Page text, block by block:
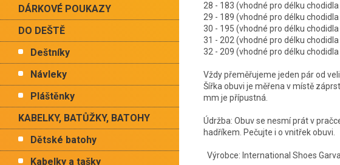
DÁRKOVÉ POUKAZY
DO DEŠTĚ
Deštníky
Návleky
Pláštěnky
KABELKY, BATŮŽKY, BATOHY
Dětské batohy
Kabelky a tašky
28 - 183 (vhodné pro délku
29 - 189 (vhodné pro délku
30 - 195 (vhodné pro délku
31 - 202 (vhodné pro délku
32 - 209 (vhodné pro délku
Vždy přeměřujeme jeden pár od
Šířka obuvi je měřena v místě
mm je přípustná.
Údržba: Obuv se nesmí prát v
hadříkem. Pečujte i o vnitřek obuvi.
Výrobce: International Shoes